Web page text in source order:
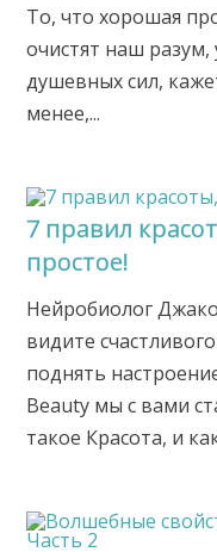
То, что хорошая
очистят наш разум,
душевных сил,
менее,...
7 правил
простое!
Нейробиолог
видите
поднять
Beauty мы с вами
такое Красота, и